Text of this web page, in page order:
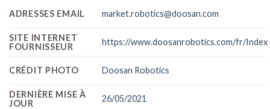
ADRESSES EMAIL market.robotics@doosan.com
SITE INTERNET
FOURNISSEUR
https://www.doosanrobotics.com/fr/Index
CRÉDIT PHOTO Doosan Robotics
DERNIÈRE MISE À
JOUR
26/05/2021